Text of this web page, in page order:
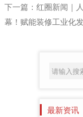
下一篇： 红圈新闻｜
幕！赋能装修工业化
最新资讯